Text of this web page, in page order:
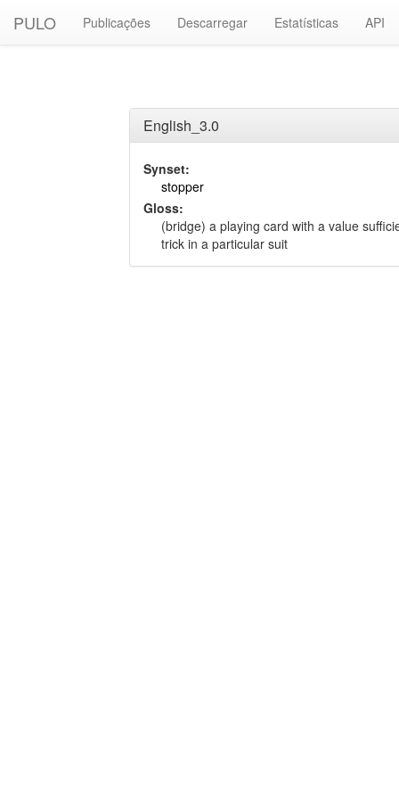
PULO Publicações Descarregar Estatísticas API
English_3.0
Synset:
stopper
Gloss:
(bridge) a playing card with a value
trick in a particular suit